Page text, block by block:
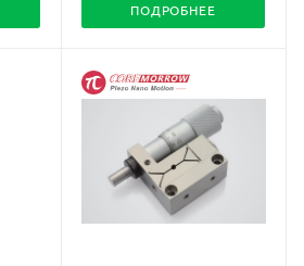
ПОДРОБНЕЕ